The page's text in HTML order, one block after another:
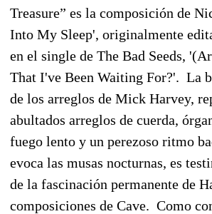
Treasure” es la composición de
Into My Sleep', originalmente
en el single de The Bad Seeds,
That I've Been Waiting For?'. La
de los arreglos de Mick Harvey,
abultados arreglos de cuerda,
fuego lento y un perezoso ritmo
evoca las musas nocturnas, es
de la fascinación permanente de
composiciones de Cave. Como